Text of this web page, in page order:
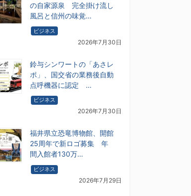
の自家源泉 完全掛け流し
風呂と信州の味覚…
ビジネス
2026年7月30日
鈴与シンワートの「あさレ
ポ」、国交省の業務後自動
点呼機器に認定 …
ビジネス
2026年7月30日
福井県立恐竜博物館、開館
25周年で新ロゴ募集 年
間入館者130万…
ビジネス
2026年7月29日